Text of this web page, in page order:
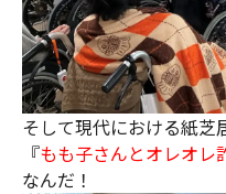
そして現代における紙芝
『もも子さんとオレオレ
なんだ！